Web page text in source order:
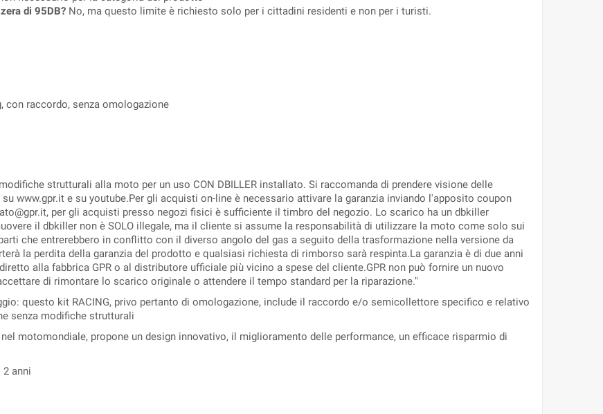
di 95DB? No, ma questo limite è richiesto solo per i cittadini residenti e non per i turisti.
con raccordo, senza omologazione
strutturali alla moto per un uso CON DBILLER installato. Si raccomanda di prendere visione delle
www.gpr.it e su youtube.Per gli acquisti on-line è necessario attivare la garanzia inviando l'apposito coupon
per gli acquisti presso negozi fisici è sufficiente il timbro del negozio. Lo scarico ha un dbkiller
il dbkiller non è SOLO illegale, ma il cliente si assume la responsabilità di utilizzare la moto come solo sui
che entrerebbero in conflitto con il diverso angolo del gas a seguito della trasformazione nella versione da
la perdita della garanzia del prodotto e qualsiasi richiesta di rimborso sarà respinta.La garanzia è di due anni
alla fabbrica GPR o al distributore ufficiale più vicino a spese del cliente.GPR non può fornire un nuovo
di rimontare lo scarico originale o attendere il tempo standard per la riparazione."
questo kit RACING, privo pertanto di omologazione, include il raccordo e/o semicollettore specifico e relativo
senza modifiche strutturali
motomondiale, propone un design innovativo, il miglioramento delle performance, un efficace risparmio di
anni